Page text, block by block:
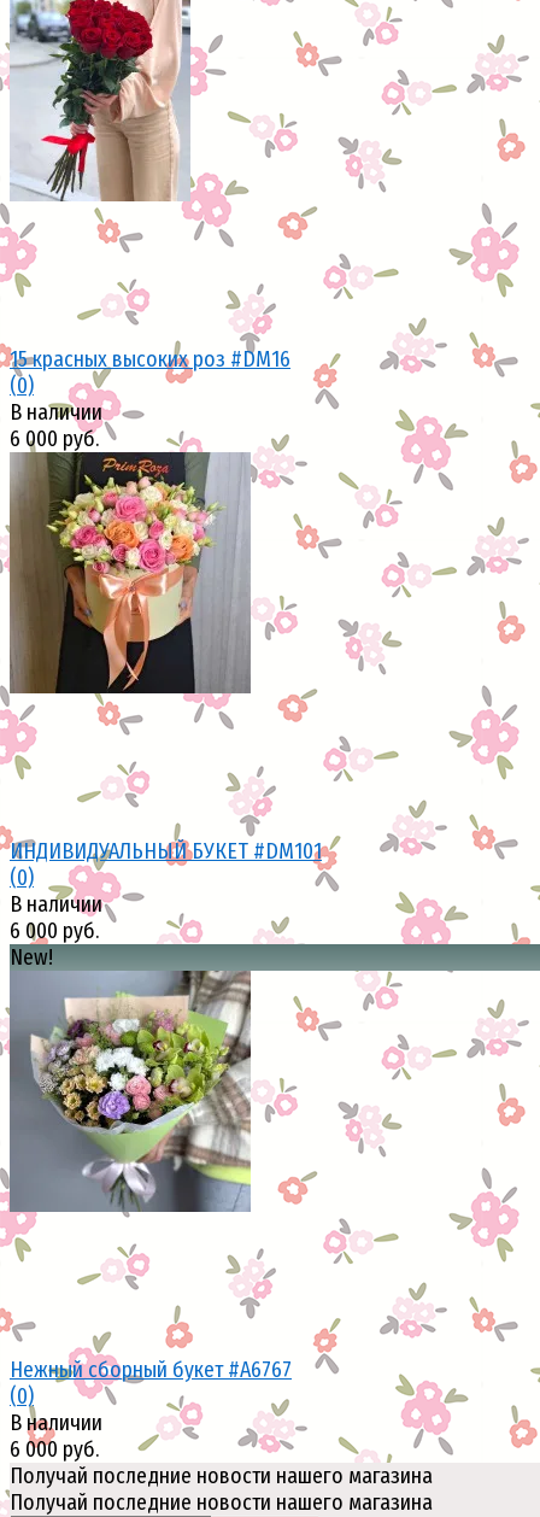
избранное сравнить
избранное сравнить
15 красных высоких роз #DM16
(0)
В наличии
6 000 руб.
избранное сравнить
ИНДИВИДУАЛЬНЫЙ БУКЕТ #DM101
(0)
В наличии
6 000 руб.
New!
Нежный сборный букет #A6767
(0)
В наличии
6 000 руб.
Получай последние новости нашего магазина
Получай последние новости нашего магазина